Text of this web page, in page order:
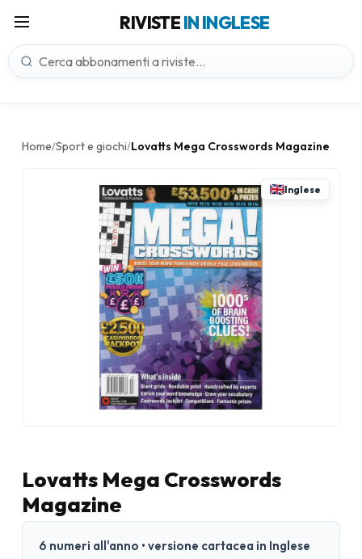
RIVISTEIN INGLESE
Home/Sport e giochi/Lovatts Mega Crosswords Magazine
Inglese
Lovatts Mega Crosswords
Magazine
6 numeri all'anno • versione cartacea in Inglese